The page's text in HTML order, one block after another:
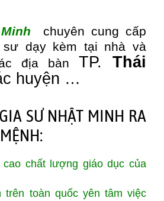
chuyên cung cấp
dạy kèm tại nhà và
địa bàn TP. Thái
huyện …
SƯ NHẬT MINH RA
cao chất lượng giáo dục của
trên toàn quốc yên tâm việc